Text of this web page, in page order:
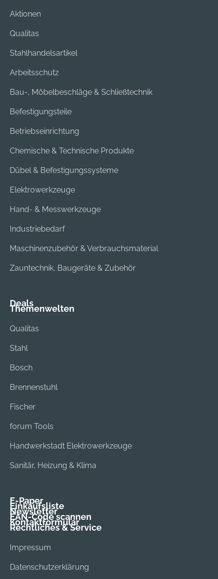
Aktionen
Qualitas
Stahlhandelsartikel
Arbeitsschutz
Bau-, Möbelbeschläge & Schließtechnik
Befestigungsteile
Betriebseinrichtung
Chemische & Technische Produkte
Dübel & Befestigungssysteme
Elektrowerkzeuge
Hand- & Messwerkzeuge
Industriebedarf
Maschinenzubehör & Verbrauchsmaterial
Zauntechnik, Baugeräte & Zubehör
Deals
Themenwelten
Qualitas
Stahl
Bosch
Brennenstuhl
Fischer
forum Tools
Handwerkstadt Elektrowerkzeuge
Sanitär, Heizung & Klima
E-Paper
Einkaufsliste
Newsletter
EAN-Code scannen
Kontaktformular
Rechtliches & Service
Impressum
Datenschutzerklärung